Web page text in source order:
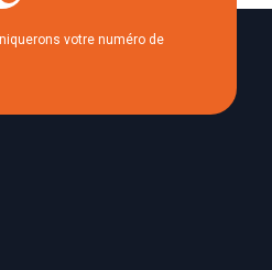
votre numéro de